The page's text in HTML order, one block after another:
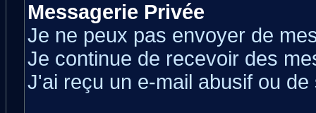
Messagerie Privée
Je ne peux pas envoyer de
Je continue de recevoir des
J'ai reçu un e-mail abusif ou